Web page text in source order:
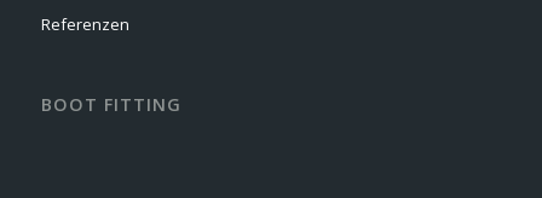
Referenzen
BOOT FITTING